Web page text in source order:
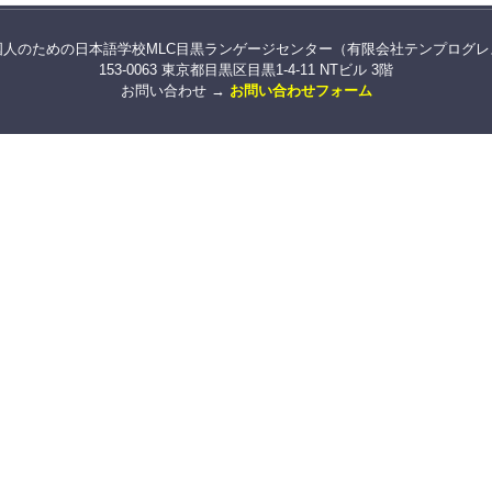
のための日本語学校MLC目黒ランゲージセンター（有限会社テンプログ
153-0063 東京都目黒区目黒1-4-11 NTビル 3階
お問い合わせ → お問い合わせフォーム